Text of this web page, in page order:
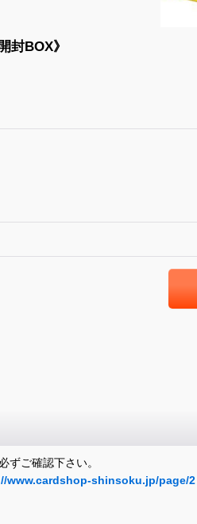
封BOX》
ずご確認下さい。
www.cardshop-shinsoku.jp/page/2